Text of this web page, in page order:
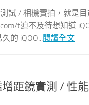
試 / 相機實拍，就是
t迫不及待想知道
的 iQOO...閱讀全文
距鏡實測 / 性